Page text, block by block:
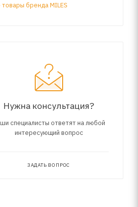
товары бренда MILES
Нужна консультация?
специалисты ответят на любой
интересующий вопрос
ЗАДАТЬ ВОПРОС